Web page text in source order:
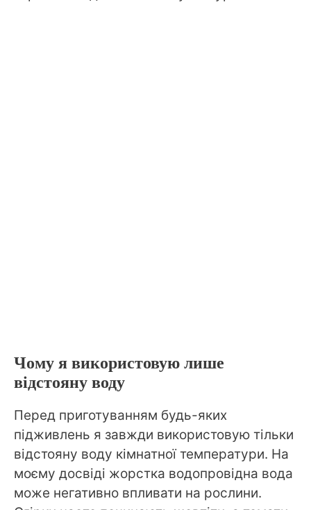
Чому я використовую лише
відстояну воду
Перед приготуванням будь-яких
підживлень я завжди використовую тільки
відстояну воду кімнатної температури. На
моєму досвіді жорстка водопровідна вода
може негативно впливати на рослини.